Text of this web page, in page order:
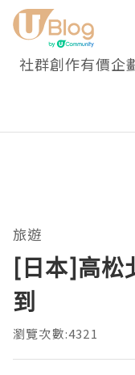
社群創作有價企
旅遊
[日本]高松
到
瀏覽次數:4321